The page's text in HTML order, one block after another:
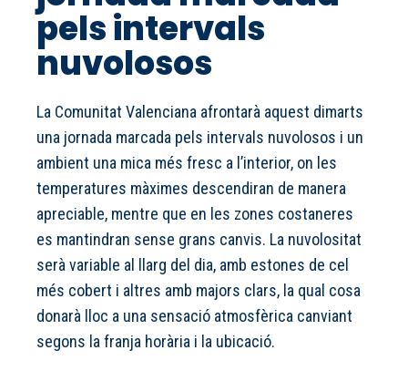
pels intervals
nuvolosos
La Comunitat Valenciana afrontarà aquest dimarts
una jornada marcada pels intervals nuvolosos i un
ambient una mica més fresc a l’interior, on les
temperatures màximes descendiran de manera
apreciable, mentre que en les zones costaneres
es mantindran sense grans canvis. La nuvolositat
serà variable al llarg del dia, amb estones de cel
més cobert i altres amb majors clars, la qual cosa
donarà lloc a una sensació atmosfèrica canviant
segons la franja horària i la ubicació.